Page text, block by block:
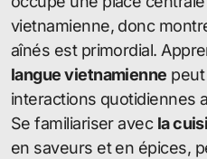
vietnamienne, donc
aînés est primordial.
langue vietnamienne
interactions quotidiennes
Se familiariser avec la
en saveurs et en épices,